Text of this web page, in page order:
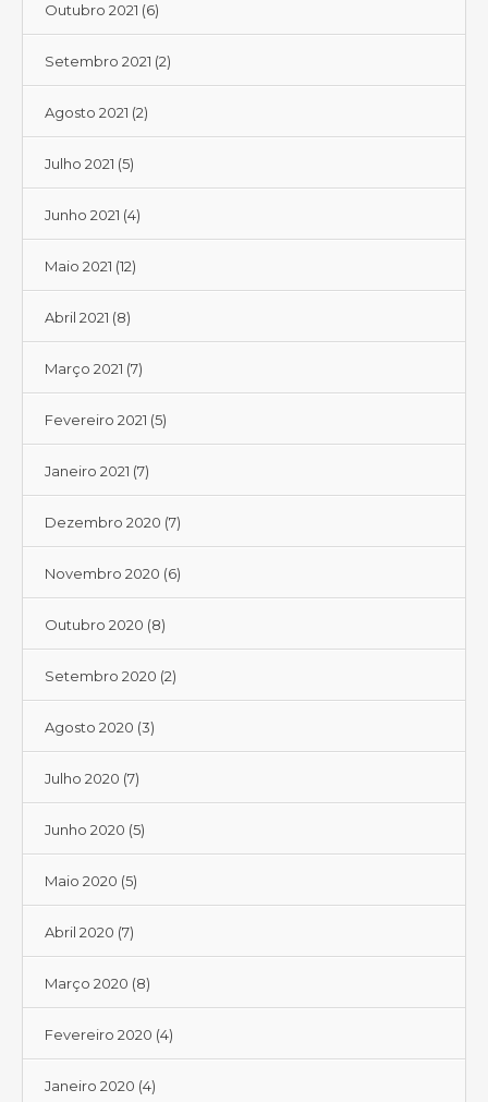
Outubro 2021 (6)
Setembro 2021 (2)
Agosto 2021 (2)
Julho 2021 (5)
Junho 2021 (4)
Maio 2021 (12)
Abril 2021 (8)
Março 2021 (7)
Fevereiro 2021 (5)
Janeiro 2021 (7)
Dezembro 2020 (7)
Novembro 2020 (6)
Outubro 2020 (8)
Setembro 2020 (2)
Agosto 2020 (3)
Julho 2020 (7)
Junho 2020 (5)
Maio 2020 (5)
Abril 2020 (7)
Março 2020 (8)
Fevereiro 2020 (4)
Janeiro 2020 (4)